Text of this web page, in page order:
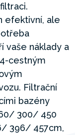
efektivní, ale
vaše náklady a
cestným
Filtrační
bazény
300/ 450
396/ 457cm,